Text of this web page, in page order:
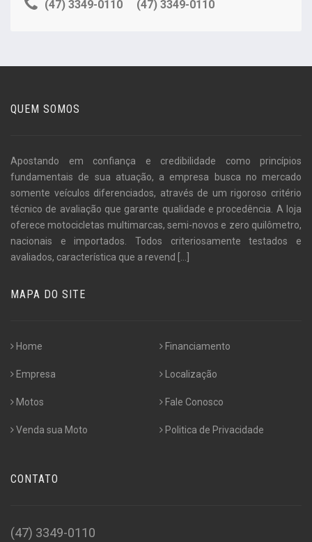
(47) 3349-0110 (47) 3349-0110
QUEM SOMOS
Apostando em confiança e credibilidade como princípios
fundamentais de sua atuação, a empresa busca no mercado
somente veículos diferenciados, através de um rigoroso critério
técnico de avaliação que garante qualidade e procedência. A loja
oferece motocicletas multimarcas, semi-novos e zero quilômetro,
nacionais e importados. Todos criteriosamente testados e
avaliados, característica que a revend [...]
MAPA DO SITE
Home
Empresa
Motos
Venda sua Moto
Financiamento
Localização
Fale Conosco
Politica de Privacidade
CONTATO
(47) 3349-0110